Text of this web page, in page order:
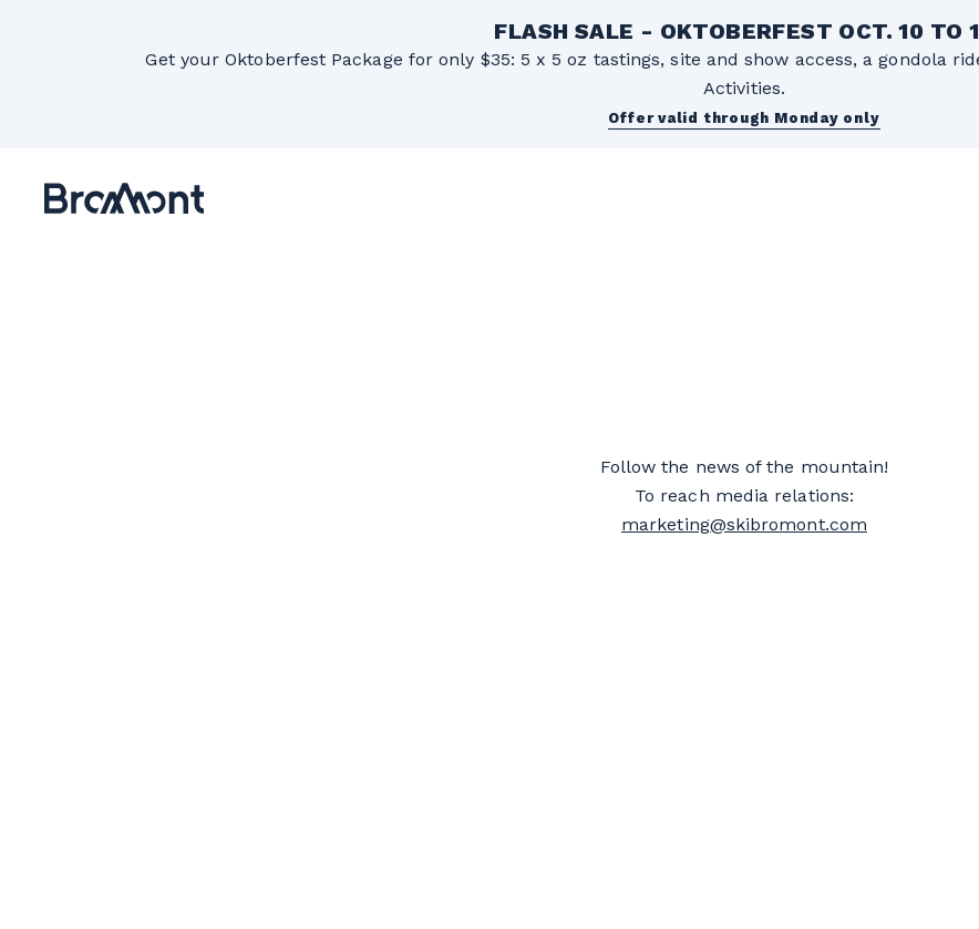
FLASH SALE - OKTOBERFEST OCT. 10 TO
Get your Oktoberfest Package for only $35: 5 x 5 oz tastings, site and show access, a gondola
Activities.
Offer valid through Monday only
Follow the news of the mountain!
To reach media relations:
marketing@skibromont.com